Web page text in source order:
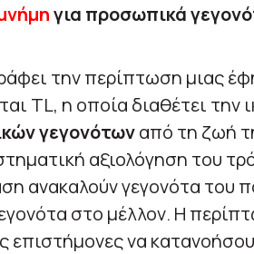
για προσωπικά
την περίπτωση μιας
TL, η οποία διαθέτει την
γεγονότωναπό τη ζωή
αξιολόγηση του
ανακαλούν γεγονότα του
στο μέλλον. Η
επιστήμονες να